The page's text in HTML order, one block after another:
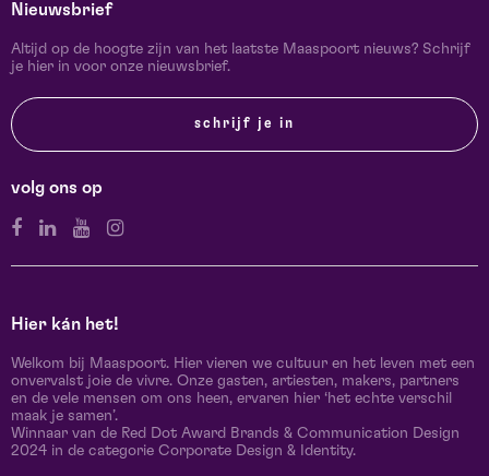
Nieuwsbrief
Altijd op de hoogte zijn van het laatste Maaspoort nieuws? Schrijf
je hier in voor onze nieuwsbrief.
schrijf je in
volg ons op
Hier kán het!
Welkom bij Maaspoort. Hier vieren we cultuur en het leven met een
onvervalst joie de vivre. Onze gasten, artiesten, makers, partners
en de vele mensen om ons heen, ervaren hier ‘het echte verschil
maak je samen’.
Winnaar van de Red Dot Award Brands & Communication Design
2024 in de categorie Corporate Design & Identity.